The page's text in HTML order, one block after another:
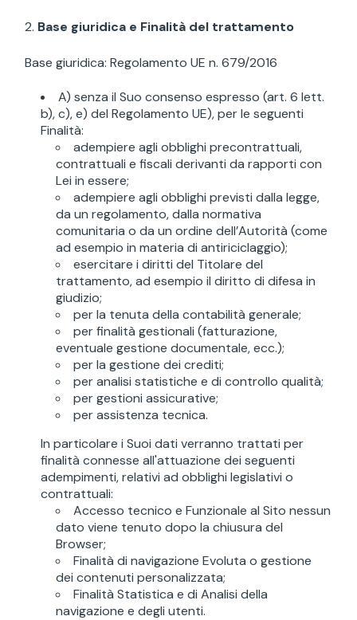
Base giuridica e Finalità del trattamento
Base giuridica: Regolamento UE n. 679/2016
A) senza il Suo consenso espresso (art. 6 lett.
b), c), e) del Regolamento UE), per le seguenti
Finalità:
adempiere agli obblighi precontrattuali,
contrattuali e fiscali derivanti da rapporti con
Lei in essere;
adempiere agli obblighi previsti dalla legge,
da un regolamento, dalla normativa
comunitaria o da un ordine dell’Autorità (come
ad esempio in materia di antiriciclaggio);
esercitare i diritti del Titolare del
trattamento, ad esempio il diritto di difesa in
giudizio;
per la tenuta della contabilità generale;
per finalità gestionali (fatturazione,
eventuale gestione documentale, ecc.);
per la gestione dei crediti;
per analisi statistiche e di controllo qualità;
per gestioni assicurative;
per assistenza tecnica.
In particolare i Suoi dati verranno trattati per
finalità connesse all'attuazione dei seguenti
adempimenti, relativi ad obblighi legislativi o
contrattuali:
Accesso tecnico e Funzionale al Sito nessun
dato viene tenuto dopo la chiusura del
Browser;
Finalità di navigazione Evoluta o gestione
dei contenuti personalizzata;
Finalità Statistica e di Analisi della
navigazione e degli utenti.